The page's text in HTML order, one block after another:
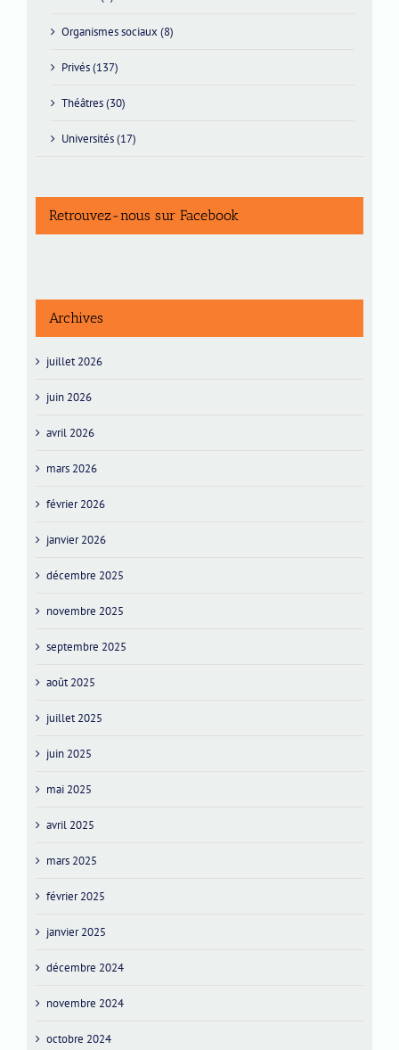
Organismes sociaux (8)
Privés (137)
Théâtres (30)
Universités (17)
Retrouvez-nous sur Facebook
Archives
juillet 2026
juin 2026
avril 2026
mars 2026
février 2026
janvier 2026
décembre 2025
novembre 2025
septembre 2025
août 2025
juillet 2025
juin 2025
mai 2025
avril 2025
mars 2025
février 2025
janvier 2025
décembre 2024
novembre 2024
octobre 2024